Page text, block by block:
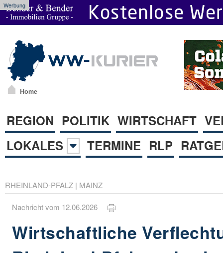
Werbung
Home
REGION POLITIK WIRTSCHAFT
LOKALES
TERMINE RLP
RHEINLAND-PFALZ | MAINZ
Nachricht vom 12.06.2026
Wirtschaftliche